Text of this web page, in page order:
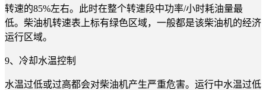
转速的85%左右。此时在整个转速段中功率/小时耗油量最
低。柴油机转速表上标有绿色区域，一般都是该柴油机的经济
运行区域。
9、冷却水温控制
水温过低或过高都会对柴油机产生严重危害。运行中水温过低